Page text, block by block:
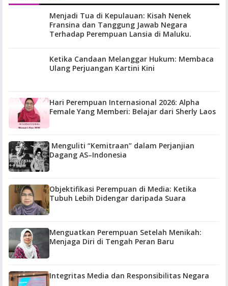
Menjadi Tua di Kepulauan: Kisah Nenek
Fransina dan Tanggung Jawab Negara
Terhadap Perempuan Lansia di Maluku.
Ketika Candaan Melanggar Hukum: Membaca
Ulang Perjuangan Kartini Kini
Hari Perempuan Internasional 2026: Alpha
Female Yang Memberi: Belajar dari Sherly Laos
Menguliti “Kemitraan” dalam Perjanjian
Dagang AS–Indonesia
Objektifikasi Perempuan di Media: Ketika
Tubuh Lebih Didengar daripada Suara
Menguatkan Perempuan Setelah Menikah:
Menjaga Diri di Tengah Peran Baru
Integritas Media dan Responsibilitas Negara